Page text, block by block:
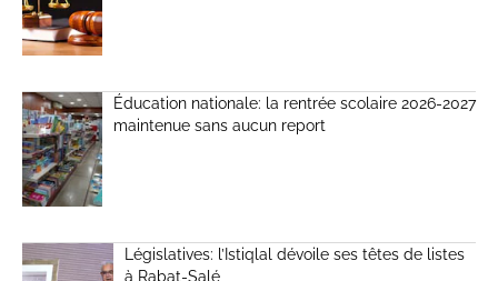
Éducation nationale: la rentrée scolaire 2026-2027
maintenue sans aucun report
Législatives: l’Istiqlal dévoile ses têtes de listes
à Rabat-Salé